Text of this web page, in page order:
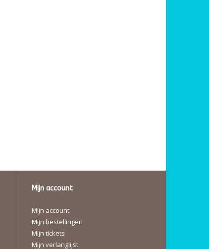
Mijn account
Mijn account
Mijn bestellingen
Mijn tickets
Mijn verlanglijst